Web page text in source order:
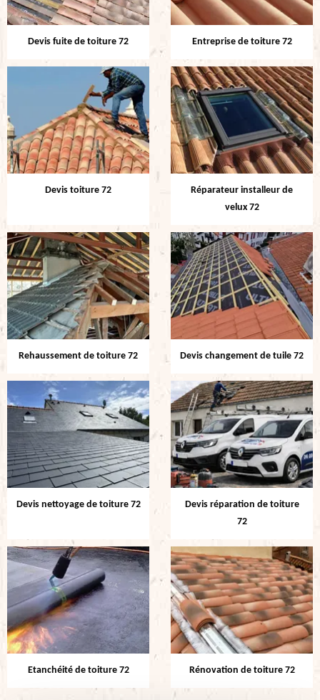
Devis fuite de toiture 72 Entreprise de toiture 72
Devis toiture 72
Réparateur installeur de
velux 72
Rehaussement de toiture 72 Devis changement de tuile 72
Devis nettoyage de toiture 72
Devis réparation de toiture
72
Etanchéité de toiture 72 Rénovation de toiture 72